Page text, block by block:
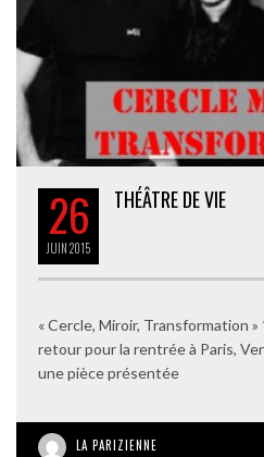
26
JUIN2015
THÉÂTRE DE VIE
« Cercle, Miroir, Transformation
retour pour la rentrée à Paris,
une pièce présentée
LA PARIZIENNE